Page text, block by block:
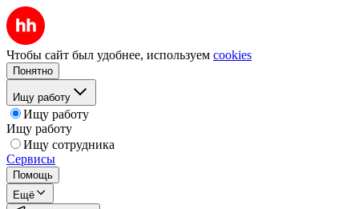
Чтобы сайт был удобнее, используем cookies
Понятно
Ищу работу
Ищу работу
Ищу работу
Ищу сотрудника
Сервисы
Помощь
Ещё